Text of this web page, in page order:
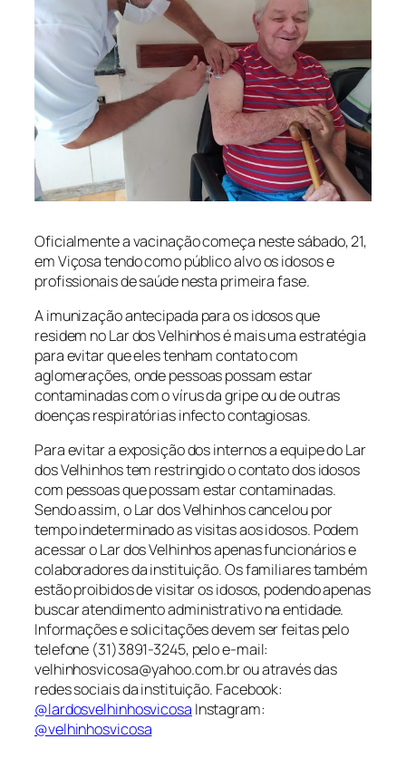
Oficialmente a vacinação começa neste sábado, 21,
em Viçosa tendo como público alvo os idosos e
profissionais de saúde nesta primeira fase.
A imunização antecipada para os idosos que
residem no Lar dos Velhinhos é mais uma estratégia
para evitar que eles tenham contato com
aglomerações, onde pessoas possam estar
contaminadas com o vírus da gripe ou de outras
doenças respiratórias infecto contagiosas.
Para evitar a exposição dos internos a equipe do Lar
dos Velhinhos tem restringido o contato dos idosos
com pessoas que possam estar contaminadas.
Sendo assim, o Lar dos Velhinhos cancelou por
tempo indeterminado as visitas aos idosos. Podem
acessar o Lar dos Velhinhos apenas funcionários e
colaboradores da instituição. Os familiares também
estão proibidos de visitar os idosos, podendo apenas
buscar atendimento administrativo na entidade.
Informações e solicitações devem ser feitas pelo
telefone (31)3891-3245, pelo e-mail:
velhinhosvicosa@yahoo.com.br ou através das
redes sociais da instituição. Facebook:
@lardosvelhinhosvicosa Instagram:
@velhinhosvicosa